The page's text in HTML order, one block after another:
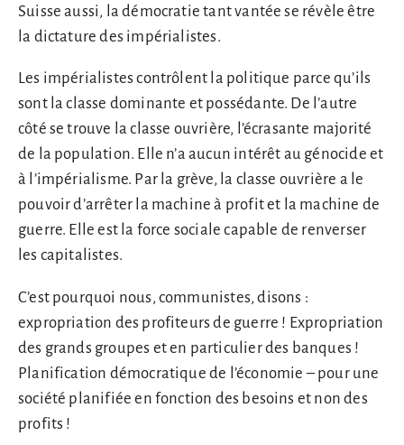
Suisse aussi, la démocratie tant vantée se révèle être
la dictature des impérialistes.
Les impérialistes contrôlent la politique parce qu’ils
sont la classe dominante et possédante. De l’autre
côté se trouve la classe ouvrière, l’écrasante majorité
de la population. Elle n’a aucun intérêt au génocide et
à l’impérialisme. Par la grève, la classe ouvrière a le
pouvoir d’arrêter la machine à profit et la machine de
guerre. Elle est la force sociale capable de renverser
les capitalistes.
C’est pourquoi nous, communistes, disons :
expropriation des profiteurs de guerre ! Expropriation
des grands groupes et en particulier des banques !
Planification démocratique de l’économie – pour une
société planifiée en fonction des besoins et non des
profits !